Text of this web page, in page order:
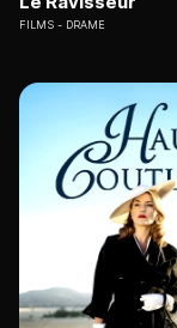
FILMS DRAME